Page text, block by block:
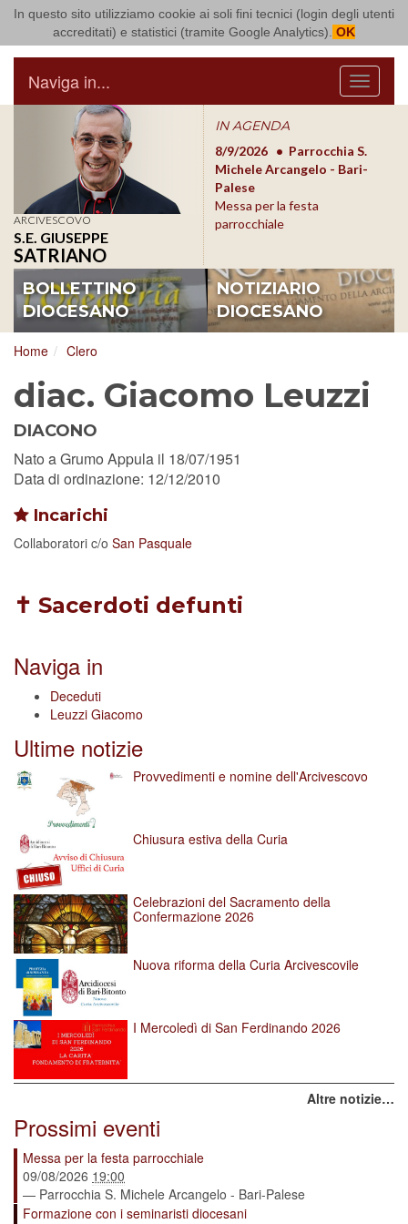
In questo sito utilizziamo cookie ai soli fini tecnici (login degli utenti
accreditati) e statistici (tramite Google Analytics). OK
Arcidiocesi di Bari Bitonto
Menu
Naviga in...
ARCIVESCOVO
S.E. GIUSEPPE
SATRIANO
IN AGENDA
8/17/2026
Conversano
Conferenza Episcopale
Pugliese
8/9/2026
Parrocchia S.
Michele Arcangelo - Bari-
Palese
Messa per la festa
parrocchiale
BOLLETTINO
DIOCESANO
NOTIZIARIO
DIOCESANO
Home Clero
diac. Giacomo Leuzzi
DIACONO
Nato a Grumo Appula il 18/07/1951
Data di ordinazione: 12/12/2010
Incarichi
Collaboratori c/o San Pasquale
✝ Sacerdoti defunti
Naviga in
Deceduti
Leuzzi Giacomo
Ultime notizie
Provvedimenti e nomine dell'Arcivescovo
Chiusura estiva della Curia
Celebrazioni del Sacramento della
Confermazione 2026
Nuova riforma della Curia Arcivescovile
I Mercoledì di San Ferdinando 2026
Altre notizie…
Prossimi eventi
Messa per la festa parrocchiale
09/08/2026 19:00
— Parrocchia S. Michele Arcangelo - Bari-Palese
Formazione con i seminaristi diocesani